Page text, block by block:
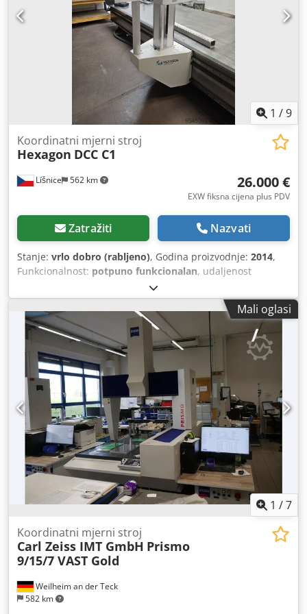
funkcija mjerenja krivulje, QDAS konverter i PiWeb
izvješćivanje Dodatna oprema i opcije mogu se osigurati
Dostupno u kratkom roku.
1 /9
Líšnice 562 km
Koordinatni mjerni stroj
Hexagon DCC C1
26.000 €
EXW fiksna cijena plus PDV
Zatražiti Nazvati
Stanje: vrlo dobro (rabljeno), Godina proizvodnje: 2014,
Funkcionalnost: potpuno funkcionalan, udaljenost
, pomak osi Y:
osi Z:2.100 mm, Oprema:Dostupna tipska pločica,
dokumentacija / priručnik, Hexagon DCC C1 Godina
proizvodnje 2014. Model 40.16.21 Sustav B3CLC
Codjzrntmspfx Aa Djha Mjerna glava TesaStar-m Senzor
TP20 Uređaj je transportno osiguran i demontiran izravno
od strane proizvođača Hexagon Metrology.
Mali oglasi
1 /7
Weilheim an der Teck
582 km
Koordinatni mjerni stroj
Carl Zeiss IMT GmbH Prismo
9/15/7 VAST Gold